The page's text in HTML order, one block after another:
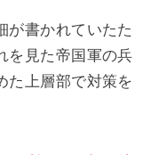
が書かれていたた
を見た帝国軍の兵
た上層部で対策を